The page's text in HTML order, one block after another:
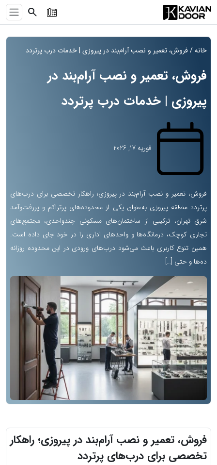
search
خانه/ فروش، تعمیر و نصب آرام‌بند در پیروزی | خدمات درب پرتردد
فروش، تعمیر و نصب آرام‌بند در
پیروزی | خدمات درب پرتردد
فوریه 17, 2026
فروش، تعمیر و نصب آرام‌بند در پیروزی؛ راهکار تخصصی برای درب‌های
پرتردد منطقه پیروزی به‌عنوان یکی از محدوده‌های پرتراکم و پررفت‌وآمد
شرق تهران، ترکیبی از ساختمان‌های مسکونی چندواحدی، مجتمع‌های
تجاری کوچک، درمانگاه‌ها و واحدهای اداری را در خود جای داده است.
همین تنوع کاربری باعث می‌شود درب‌های ورودی در این محدوده روزانه
ده‌ها و حتی […]
فروش، تعمیر و نصب آرام‌بند در پیروزی؛ راهکار
تخصصی برای درب‌های پرتردد